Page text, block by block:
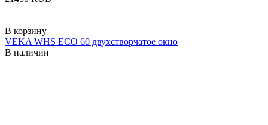
В корзину
VEKA WHS ECO 60 двухстворчатое окно
В наличии